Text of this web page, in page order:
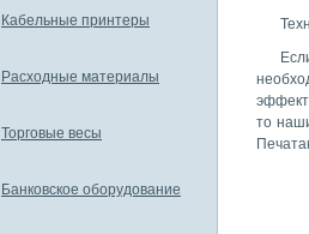
то
Кабельные принтеры
Расходные материалы
Торговые весы
Банковское оборудование